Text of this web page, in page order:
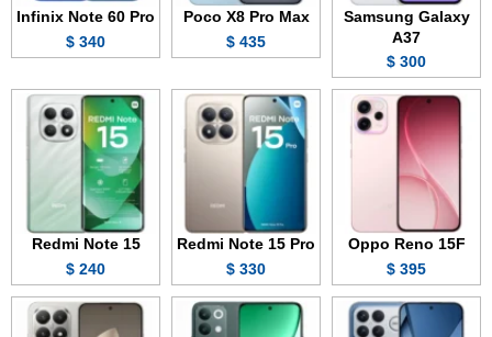
Samsung Galaxy
A37
300 $
Poco X8 Pro Max
435 $
Infinix Note 60 Pro
340 $
Oppo Reno 15F
395 $
Redmi Note 15 Pro
330 $
Redmi Note 15
240 $